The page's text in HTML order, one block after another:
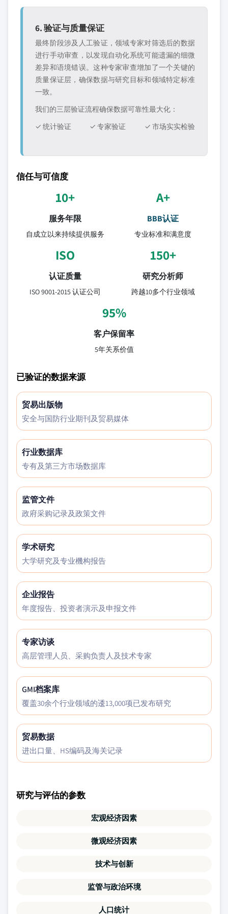
6. 验证与质量保证
最终阶段涉及人工验证，领域专家对筛选后的数据
进行手动审查，以发现自动化系统可能遗漏的细微
差异和语境错误。这种专家审查增加了一个关键的
质量保证层，确保数据与研究目标和领域特定标准
一致。
我们的三层验证流程确保数据可靠性最大化：
✓ 统计验证
✓ 专家验证 ✓ 市场实实检验
信任与可信度
10+
服务年限
自成立以来持续提供服务
A+
BBB认证
专业标准和满意度
ISO
认证质量
ISO 9001-2015 认证公司
150+
研究分析师
跨越10多个行业领域
95%
客户保留率
5年关系价值
已验证的数据来源
贸易出版物
安全与国防行业期刊及贸易媒体
行业数据库
专有及第三方市场数据库
监管文件
政府采购记录及政策文件
学术研究
大学研究及专业機构报告
企业报告
年度报告、投资者演示及申报文件
专家访谈
高层管理人员、采购负责人及技术专家
GMI档案库
覆盖30余个行业领域的逶13,000项已发布研究
贸易数据
进出口量、HS编码及海关记录
研究与评估的参数
宏观经济因素
微观经济因素
技术与创新
监管与政治环境
人口统计